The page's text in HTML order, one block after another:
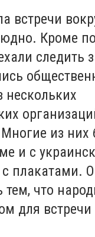
встречи
Кроме
следить
нескольких
из них
и с
плакатами.
что
для